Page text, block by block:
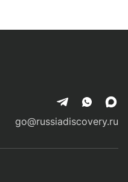
go@russiadiscovery.ru